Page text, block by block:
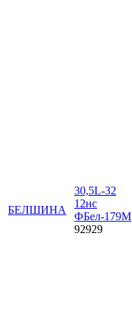
БЕЛШИНА
30,5L-32
12нс
ФБел-179М
92929